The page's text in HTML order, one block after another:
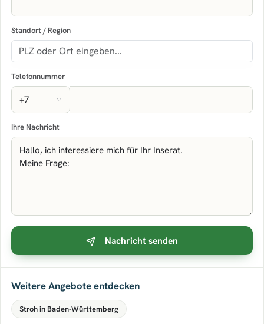
Standort / Region
Telefonnummer
Ihre Nachricht
Nachricht senden
Weitere Angebote entdecken
Stroh in Baden-Württemberg